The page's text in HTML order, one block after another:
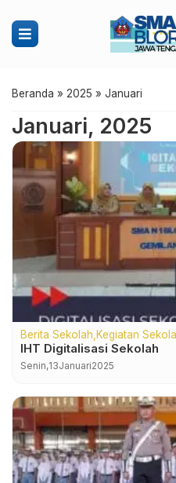
Beranda » 2025 » Januari
Januari, 2025
Berita Sekolah Kegiatan
IHT Digitalisasi Sekolah
Senin,13Januari2025